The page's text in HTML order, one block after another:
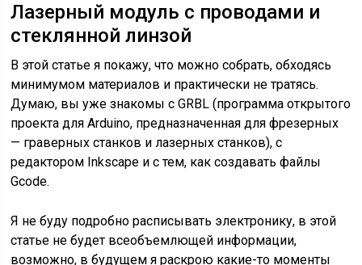
Лазерный модуль с проводами и
стеклянной линзой
В этой статье я покажу, что можно собрать, обходясь
минимумом материалов и практически не тратясь.
Думаю, вы уже знакомы с GRBL (программа открытого
проекта для Arduino, предназначенная для фрезерных
— граверных станков и лазерных станков), с
редактором Inkscape и с тем, как создавать файлы
Gcode.
Я не буду подробно расписывать электронику, в этой
статье не будет всеобъемлющей информации,
возможно, в будущем я раскрою какие-то моменты